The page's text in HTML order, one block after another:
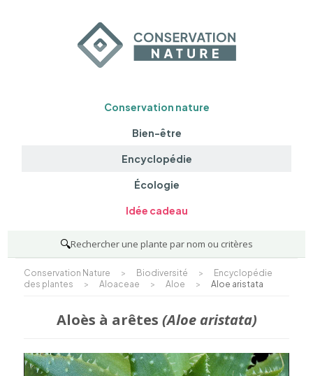
Conservation nature
Bien-être
Encyclopédie
Écologie
Idée cadeau
🔍Rechercher une plante par nom ou critères
Conservation Nature > Biodiversité >
Encyclopédie
des plantes
> Aloaceae > Aloe > Aloe aristata
Aloès à arêtes (Aloe aristata)